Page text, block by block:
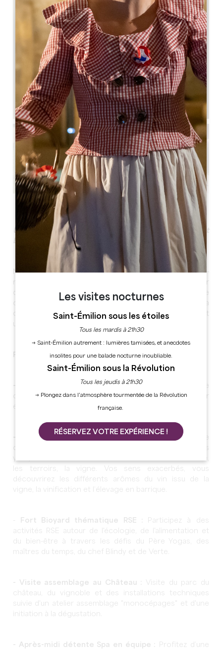
Voir toutes les photos
Une sélection d'activités thématiques autour du RSE et
bien-être
Notre devise ? Vous proposer des animations éco-
responsables ludiques, originales et inventives autour
de la nature, du bien-être et de l'écologie. Notre
objectif est de créer des émotions, surprises et de la
convivialité pour faire de vos évènements un moment
unique partagé tous ensemble.
Plusieurs types d'activités possibles :
- Escape Game Nature :Résolvez les énigmes de ce
challenge en équipe et tenter de libérer le trésor
- Wine in Black :
Vivez une expérience unique de pleine
yeux, vous vivez une connexion intense avec la nature,
les terroirs, la vigne. Vos sens exacerbés, vous
découvrirez les différents arômes du vin issu de la
vigne, la vinification et l’élevage en barrique.
Fort Bioyard thématique RSE :
Participez à des
activités RSE autour de l'écologie, de l'alimentation et
du bien-être à travers les défis du Père Yogas, des
maîtres du temps, du chef Blindy et de Verte.
- Visite assemblage au Château :
Visite du parc du
château, du vignoble et des installations techniques
suivie d'un atelier assemblage "monocépages" et d'une
initiation à la dégustation.
- Après-midi détente Spa en équipe :
Profitez d’une
Les visites nocturnes
Saint-Émilion sous les étoiles
Tous les mardis à 21h30
→ Saint-Émilion autrement : lumières tamisées, et anecdotes
insolites pour une balade nocturne inoubliable.
Saint-Émilion sous la Révolution
Tous les jeudis à 21h30
→ Plongez dans l’atmosphère tourmentée de la Révolution
française.
RÉSERVEZ VOTRE EXPÉRIENCE !